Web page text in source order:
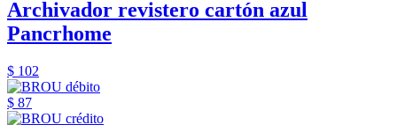
Archivador revistero cartón azul
Pancrhome
$ 102
$ 87